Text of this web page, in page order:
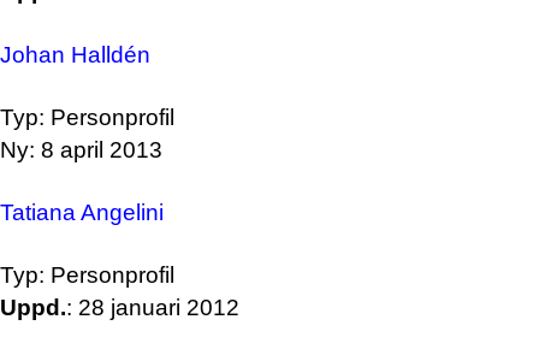
Johan Halldén
Typ: Personprofil
Ny: 8 april 2013
Tatiana Angelini
Typ: Personprofil
Uppd.: 28 januari 2012